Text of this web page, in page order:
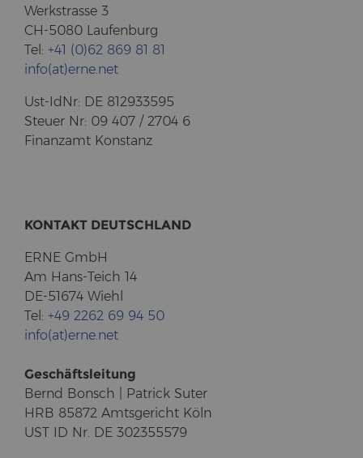
Werk­stras­se 3
CH-5080 Lau­fen­burg
Tel: +41 (0)62 869 81 81
info(at)erne.net
Ust-​IdNr: DE 812933595
Steu­er Nr: 09 407 / 2704 6
Fi­nanz­amt Kon­stanz
KON­TAKT DEUTSCH­LAND
ERNE GmbH
Am Hans-​Teich 14
DE-51674 Wiehl
Tel: +49 2262 69 94 50
info(at)erne.net
Ge­schäfts­lei­tung
Bernd Bonsch | Pa­trick Suter
HRB 85872 Amts­ge­richt Köln
UST ID Nr. DE 302355579